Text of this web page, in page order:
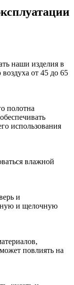
наши изделия в
от 45 до 65
полотна
использования
влажной
и
и щелочную
повлиять на